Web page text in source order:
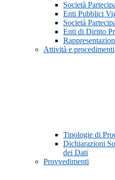
Società
Enti Pubblici
Società
Enti di Diritto
Attività e procedimenti
Tipologie di
Dichiarazioni
dei Dati
Provvedimenti